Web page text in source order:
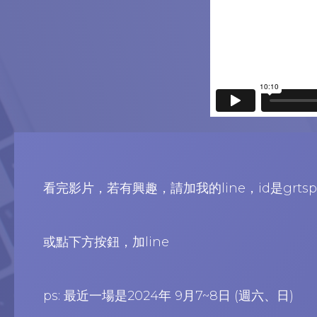
看完影片，若有興趣，請加我的line，id是
或點下方按鈕，加line
ps: 最近一場是2024年 9月7~8日 (週六、日)